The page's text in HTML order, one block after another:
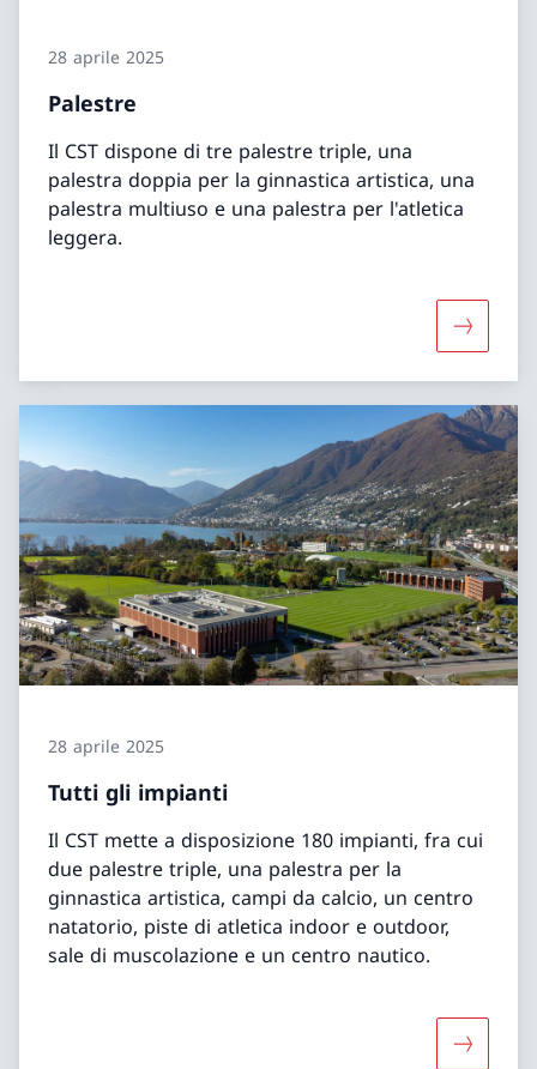
28 aprile 2025
Palestre
Il CST dispone di tre palestre triple, una
palestra doppia per la ginnastica artistica, una
palestra multiuso e una palestra per l'atletica
leggera.
28 aprile 2025
Tutti gli impianti
Il CST mette a disposizione 180 impianti, fra cui
due palestre triple, una palestra per la
ginnastica artistica, campi da calcio, un centro
natatorio, piste di atletica indoor e outdoor,
sale di muscolazione e un centro nautico.